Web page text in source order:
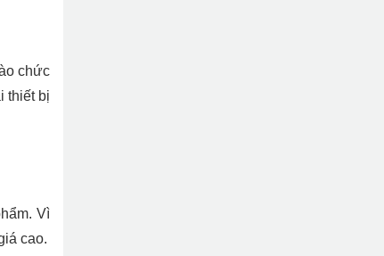
chức
thiết bị
Vì
cao.